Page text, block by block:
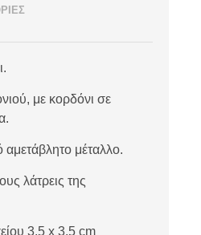
με κορδόνι σε
αμετάβλητο μέταλλο.
λάτρεις της
3.5 x 3.5 cm